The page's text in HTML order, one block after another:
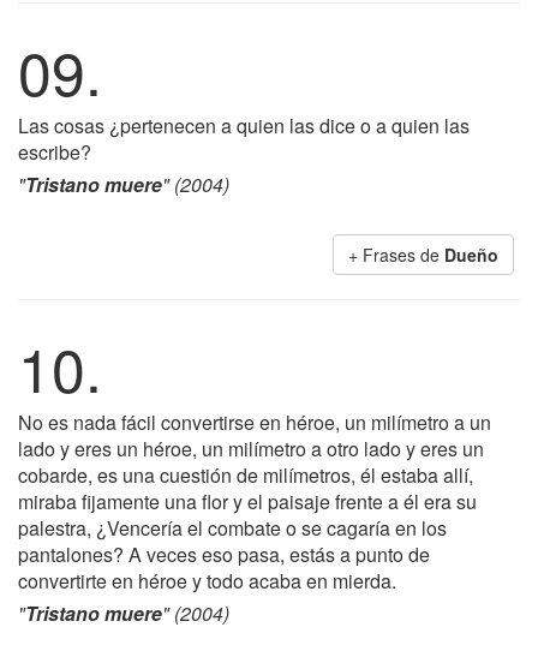
09.
Las cosas ¿pertenecen a quien las dice o a quien las
escribe?
"Tristano muere" (2004)
+ Frases de Dueño
10.
No es nada fácil convertirse en héroe, un milímetro a un
lado y eres un héroe, un milímetro a otro lado y eres un
cobarde, es una cuestión de milímetros, él estaba allí,
miraba fijamente una flor y el paisaje frente a él era su
palestra, ¿Vencería el combate o se cagaría en los
pantalones? A veces eso pasa, estás a punto de
convertirte en héroe y todo acaba en mierda.
"Tristano muere" (2004)